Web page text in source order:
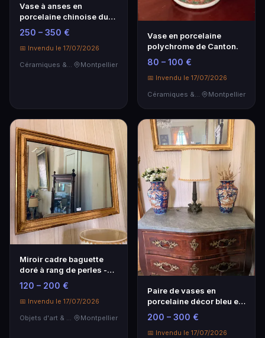
Vase à anses en
porcelaine chinoise du
XIXe siècle à décor en
réserve
250 – 350 €
📅 Invendu le 17/07/2026
Céramiques & Porcelaine
Montpellier
Vase en porcelaine
polychrome de Canton.
80 – 100 €
📅 Invendu le 17/07/2026
Céramiques & Porcelaine
Montpellier
Miroir cadre baguette
doré à rang de perles -
Élégance intemporelle
120 – 200 €
📅 Invendu le 17/07/2026
Montpellier
Paire de vases en
porcelaine décor bleu et
rouge - Élégance
intemporelle
200 – 300 €
📅 Invendu le 17/07/2026